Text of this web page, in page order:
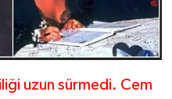
uzun sürmedi. Cem